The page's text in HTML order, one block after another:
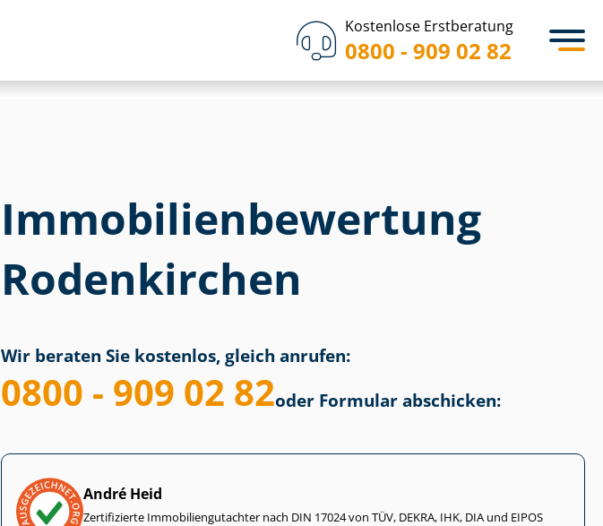
Kostenlose Erstberatung
0800 - 909 02 82
Immobilien­bewertung
Rodenkirchen
Wir beraten Sie kostenlos, gleich anrufen:
0800 - 909 02 82oder Formular abschicken:
André Heid
Zertifizierte Im­mo­bi­li­en­gut­ach­ter nach DIN 17024 von TÜV, DEKRA, IHK, DIA und EIPOS